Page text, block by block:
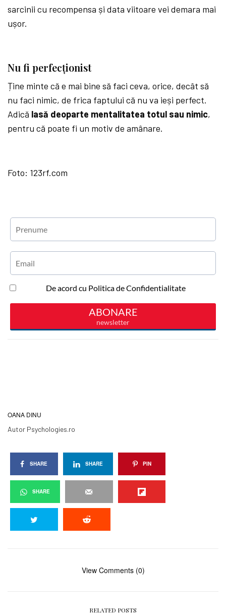
sarcinii cu recompensa și data viitoare vei demara mai
ușor.
Nu fi perfecționist
Ține minte că e mai bine să faci ceva, orice, decât să
nu faci nimic, de frica faptului că nu va ieși perfect.
Adică lasă deoparte mentalitatea totul sau nimic,
pentru că poate fi un motiv de amânare.
Foto: 123rf.com
OANA DINU
Autor Psychologies.ro
SHARE SHARE PIN
SHARE
View Comments (0)
RELATED POSTS